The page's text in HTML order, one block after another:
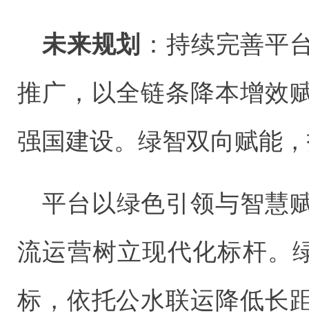
未来规划‌
：持续完善平
推广，以全链条降本增效
强国建设。绿智双向赋能
平台以绿色引领与智慧
流运营树立现代化标杆。
标，依托公水联运降低长